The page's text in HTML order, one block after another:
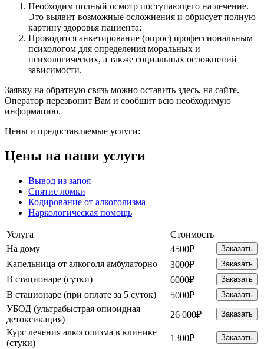
Необходим полный осмотр поступающего на лечение.
Это выявит возможные осложнения и обрисует полную
картину здоровья пациента;
Проводится анкетирование (опрос) профессиональным
психологом для определения моральных и
психологических, а также социальных осложнений
зависимости.
Заявку на обратную связь можно оставить здесь, на сайте.
Оператор перезвонит Вам и сообщит всю необходимую
информацию.
Цены и предоставляемые услуги:
Цены на наши услуги
Вывод из запоя
Снятие ломки
Кодирование от алкоголизма
Наркологическая помощь
Услуга
Стоимость
На дому
4500₽ Заказать
Капельница от алкоголя амбулаторно 3000₽ Заказать
В стационаре (сутки) 6000₽ Заказать
В стационаре (при оплате за 5 суток) 5000₽ Заказать
УБОД (ультрабыстрая опиоидная
детоксикация)
26 000₽ Заказать
Курс лечения алкоголизма в клинике
(стуки)
1300₽ Заказать